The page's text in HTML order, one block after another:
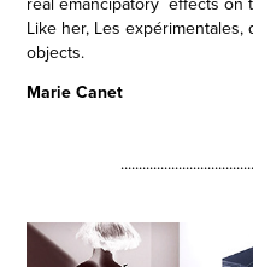
Like her, Les
objects.
Marie Canet